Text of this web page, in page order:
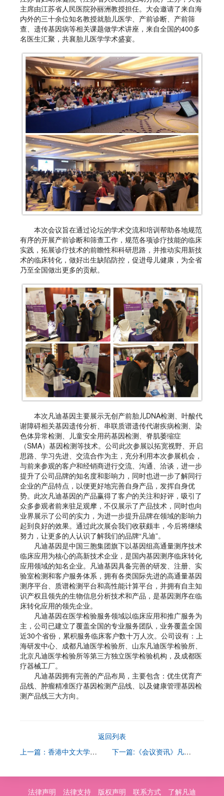
主席由江苏省人民医院孙丽洲教授担任。大会邀请了来自海
内外的三十余位知名教授就胎儿医学、产前诊断、产前筛
查、遗传基因病等相关课题做学术讲座，来自全国的400多
名医生汇聚，共襄胎儿医学学术盛宴。
本次会议旨在通过论坛的学术交流和培训帮助各地规范
有序的开展产前诊断和筛查工作，规范各项诊疗技能的临床
实践，拓展诊疗技术的前瞻性和科研思路，并推动实用新技
术的临床转化，做好出生缺陷防控，促进母儿健康，为全省
乃至全国做出更多的贡献。
本次凡迪基因主要展示无创产前胎儿DNA检测、叶酸代
谢障碍相关基因遗传分析、串联质谱遗传代谢疾病检测、染
色体异常检测、儿童安全用药基因检测、脊肌萎缩症
（SMA）基因检测等技术。公司此次参展以拓宽视野、开启
思路、学习先进、交流合作为主，充分利用本次参展机会，
与前来参观的客户和经销商进行交流、沟通、洽谈，进一步
提升了公司品牌的知名度和影响力，同时也进一步了解同行
企业的产品特点，以便更好地完善自身产品，发挥自身优
势。此次凡迪基因的产品赢得了客户的关注和好评，吸引了
众多参观者前来驻足观摩，不仅展示了产品技术，同时也向
业界展示了公司的实力，为进一步提升品牌在领域的影响力
起到良好的效果。通过此次展会我们收获颇丰，今后将继续
努力，让更多的人认识了解我们的品牌“凡迪”。
凡迪基因是中国三胞集团旗下以基因组高通量测序技术
临床应用为核心的高新技术企业，是国内基因测序临床转化
应用领域的知名企业。凡迪基因具备完善的研发、注册、实
验室检测和客户服务体系，拥有各类国际先进的高通量基因
测序平台、质谱检测平台和高性能计算平台，并拥有自主知
识产权且领先的生物信息分析技术和产品，是基因测序在临
床转化应用的领先企业。
凡迪基因在医学检验服务领域以临床应用和推广服务为
主，公司已建立了覆盖全国的专业服务团队，业务覆盖全国
近30个省份，累积服务临床客户数十万人次。公司设有：上
海研发中心、成都凡迪医学检验所、山东凡迪医学检验所、
北京凡迪医学检验所等第三方独立医学检验机构，及成都医
疗器械工厂。
凡迪基因拥有完善的产品布局，主要包含：优生优育产
品线、肿瘤精准医疗基因检测产品线、以及健康管理基因检
测产品线三大方向。
返回列表
上一篇：香港中文大学前校长、中国工程院沈祖尧院士一行莅临凡迪基因参观交流
下一篇:《会议资讯》凡迪基因助力“2018第二届中国康复医学会综合学术年会”
法律声明 法律支持 版权声明 联系方式 了解凡迪